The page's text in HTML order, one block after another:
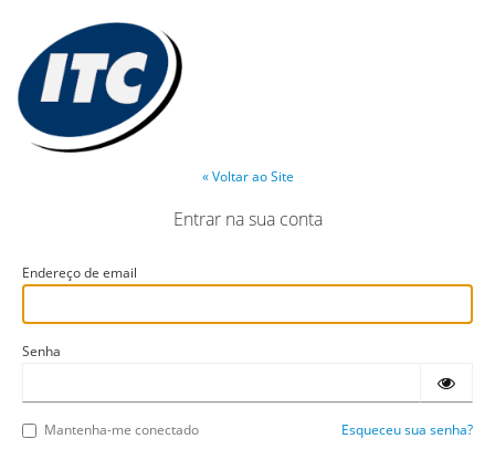
« Voltar ao Site
Entrar na sua conta
Endereço de email
Senha
Mantenha-me conectado Esqueceu sua senha?